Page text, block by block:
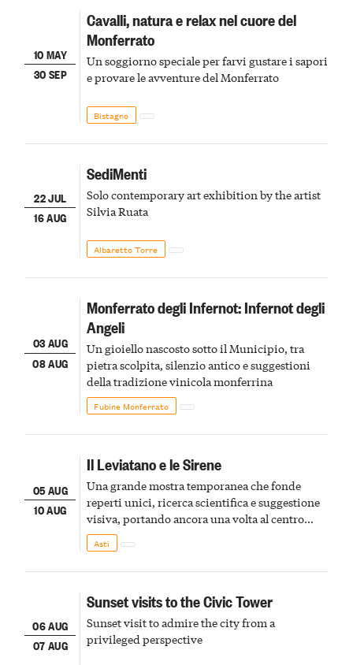
10 MAY
30 SEP
Cavalli, natura e relax nel cuore del
Monferrato
Un soggiorno speciale per farvi gustare i sapori
e provare le avventure del Monferrato
Bistagno
22 JUL
16 AUG
SediMenti
Solo contemporary art exhibition by the artist
Silvia Ruata
Albaretto Torre
03 AUG
08 AUG
Monferrato degli Infernot: Infernot degli
Angeli
Un gioiello nascosto sotto il Municipio, tra
pietra scolpita, silenzio antico e suggestioni
della tradizione vinicola monferrina
Fubine Monferrato
05 AUG
10 AUG
Il Leviatano e le Sirene
Una grande mostra temporanea che fonde
reperti unici, ricerca scientifica e suggestione
visiva, portando ancora una volta al centro
della scena le meraviglie del passato astigiano
Asti
06 AUG
07 AUG
Sunset visits to the Civic Tower
Sunset visit to admire the city from a
privileged perspective